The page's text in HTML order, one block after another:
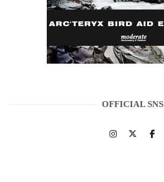
OFFICIAL SNS